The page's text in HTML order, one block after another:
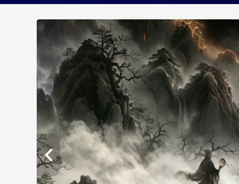
VIP會員 CCTV奧林匹克頻道 生活體育大會 體
教育 鄉村振興 生態環境 一帶一路
大國智造 大國展會 大國保險 雲頂對話 雲起
CCTV.節目官網 直播 節目單 欄目 片庫